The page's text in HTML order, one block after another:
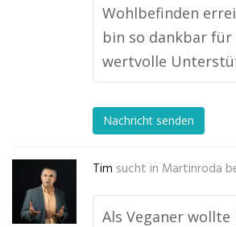
Wohlbefinden
bin so dankbar für
wertvolle
Nachricht senden
Tim sucht in Martinroda
Als Veganer wollte